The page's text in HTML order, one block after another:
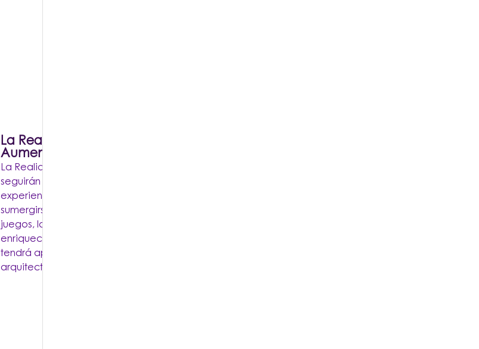
La Realidad Virtual (RV) y la Realidad
Aumentada (RA) seguirán avanzando
La Realidad Virtual (RV) y la Realidad Aumentada (RA)
seguirán avanzando y proporcionando nuevas
experiencias a los usuarios. La RV permitirá a las personas
sumergirse en mundos virtuales, lo que revolucionará los
juegos, la capacitación y la terapia. La RA, por otro lado,
enriquecerá el mundo real con información digital, lo que
tendrá aplicaciones en campos como la medicina, la
arquitectura y la educación.